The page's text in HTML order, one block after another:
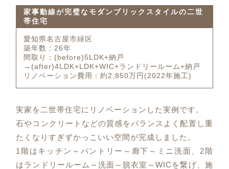
家事動線が完璧なモダンブリックスタイルの二世
帯住宅
愛知県名古屋市緑区
築年数：26年
間取り：(before)5LDK+納戸
→(after)4LDK+LDK+WIC+ランドリールーム+納戸
リノベーション費用：約2,850万円(2022年施工)
実家を二世帯住宅にリノベーションした実例です。
石やコンクリートなどの質感をバランスよく配置し重
たくなりすぎずかっこいい空間が完成しました。
1階はキッチン～パントリー～廊下～ミニ洗面、2階
はランドリールーム～洗面～脱衣室～WICを繋げ、施